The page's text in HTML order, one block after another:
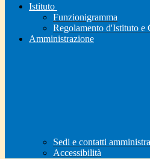
Istituto
Funzionigramma
Regolamento d'Istituto e
Amministrazione
Sedi e contatti
Accessibilità